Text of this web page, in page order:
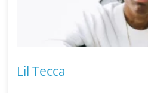
Lil Tecca